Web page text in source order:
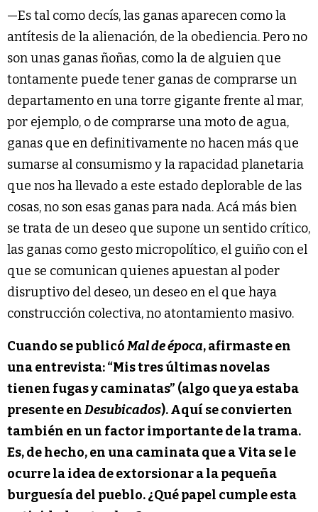
—Es tal como decís, las ganas aparecen como la
antítesis de la alienación, de la obediencia. Pero no
son unas ganas ñoñas, como la de alguien que
tontamente puede tener ganas de comprarse un
departamento en una torre gigante frente al mar,
por ejemplo, o de comprarse una moto de agua,
ganas que en definitivamente no hacen más que
sumarse al consumismo y la rapacidad planetaria
que nos ha llevado a este estado deplorable de las
cosas, no son esas ganas para nada. Acá más bien
se trata de un deseo que supone un sentido crítico,
las ganas como gesto micropolítico, el guiño con el
que se comunican quienes apuestan al poder
disruptivo del deseo, un deseo en el que haya
construcción colectiva, no atontamiento masivo.
Cuando se publicóMal de época, afirmaste en
una entrevista: “Mis tres últimas novelas
tienen fugas y caminatas” (algo que ya estaba
presente enDesubicados). Aquí se convierten
también en un factor importante de la trama.
Es, de hecho, en una caminata que a Vita se le
ocurre la idea de extorsionar a la pequeña
burguesía del pueblo. ¿Qué papel cumple esta